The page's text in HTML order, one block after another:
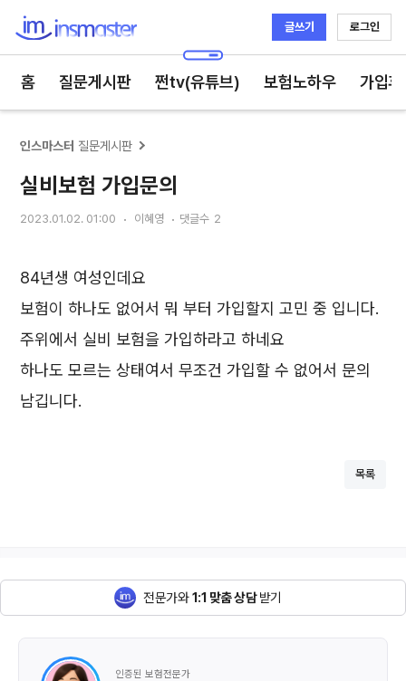
글쓰기 로그인
홈 질문게시판 쩐tv(유튜브) 보험노하우 가입
인스마스터 질문게시판
실비보험 가입문의
2023.01.02. 01:00 이혜영 댓글수 2
84년생 여성인데요
보험이 하나도 없어서 뭐 부터 가입할지 고민 중 입니다.
주위에서 실비 보험을 가입하라고 하네요
하나도 모르는 상태여서 무조건 가입할 수 없어서 문의
남깁니다.
목록
전문가와1:1 맞춤 상담받기
인증된 보험전문가